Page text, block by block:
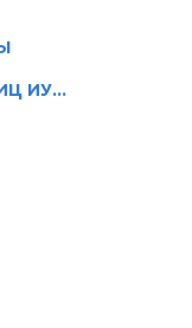
ИУ...